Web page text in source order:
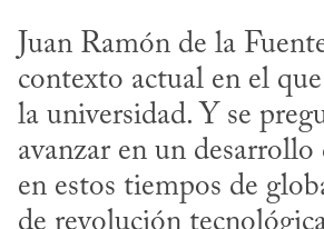
Juan Ramón de la
contexto actual en el
la universidad. Y se
avanzar en un
en estos tiempos de
de revolución